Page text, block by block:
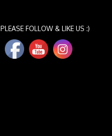
PLEASE FOLLOW & LIKE US :)